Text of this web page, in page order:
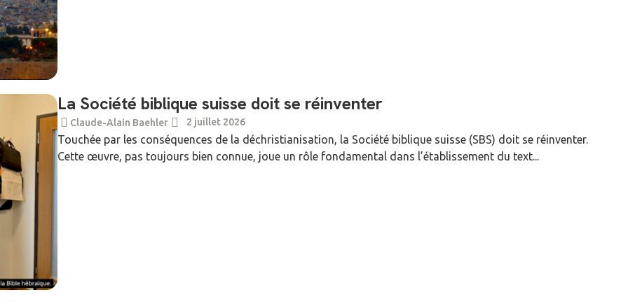
La Société biblique suisse doit se réinventer
Claude-Alain Baehler 2 juillet 2026
Touchée par les conséquences de la déchristianisation, la Société biblique suisse (SBS) doit se réinventer.
Cette œuvre, pas toujours bien connue, joue un rôle fondamental dans l’établissement du text...